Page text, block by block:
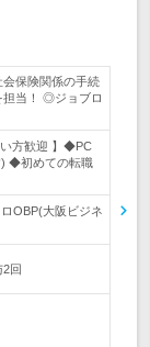
会保険関係の手続
担当！ ◎ジョブロ
い方歓迎 】◆PC
) ◆初めての転職
OBP(大阪ビジネ
2回